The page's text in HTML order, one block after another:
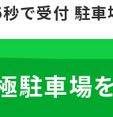
で受付 駐車
駐車場